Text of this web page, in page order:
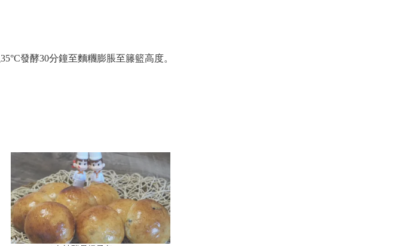
35°C發酵30分鐘至麵糰膨脹至籐籃高度。